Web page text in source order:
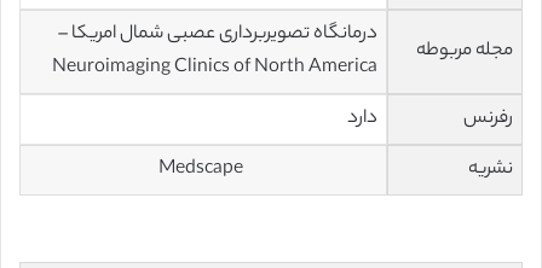
مجله مربوطه
درمانگاه تصویربرداری عصبی شمال امریکا –
Neuroimaging Clinics of North America
رفرنس
دارد
نشریه